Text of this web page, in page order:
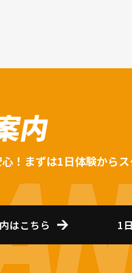
内
！まずは1日体験から
はこちら 1